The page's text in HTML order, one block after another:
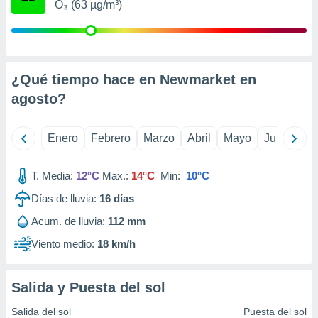
su
en
de
datos
O₃ (63 µg/m³)
¿Qué tiempo hace en Newmarket en
agosto?
Enero Febrero Marzo Abril Mayo Junio
T. Media: 12°C Max.: 14°C Min: 10°C
Días de lluvia: 16 días
Acum. de lluvia: 112 mm
Viento medio: 18 km/h
Salida y Puesta del sol
Salida del sol Puesta del sol